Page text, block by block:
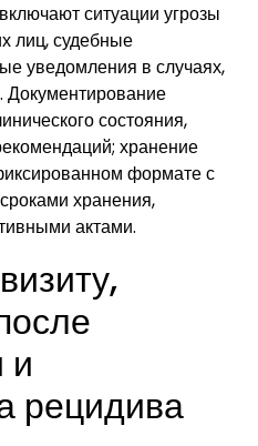
ситуации угрозы
лиц, судебные
уведомления в случаях,
Документирование
состояния,
хранение
формате с
хранения,
актами.
и
рецидива